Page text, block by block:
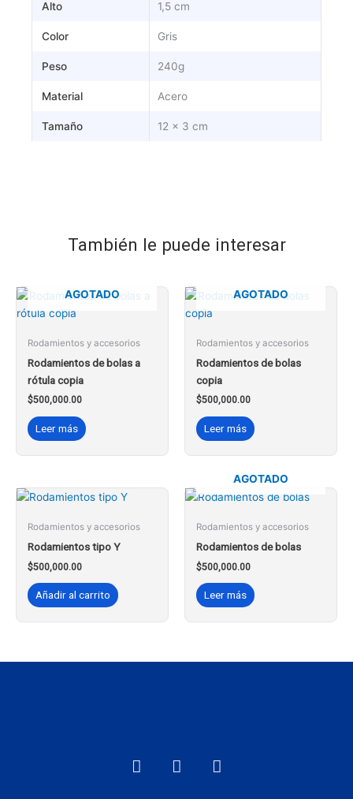
Alto 1,5 cm
Color Gris
Peso 240g
Material Acero
Tamaño 12 x 3 cm
También le puede interesar
AGOTADO
Rodamientos y accesorios
Rodamientos de bolas a
rótula copia
$500,000.00
Leer más
AGOTADO
Rodamientos y accesorios
Rodamientos de bolas
copia
$500,000.00
Leer más
Rodamientos y accesorios
Rodamientos tipo Y
$500,000.00
Añadir al carrito
AGOTADO
Rodamientos y accesorios
Rodamientos de bolas
$500,000.00
Leer más
F
a
I
n
W
h